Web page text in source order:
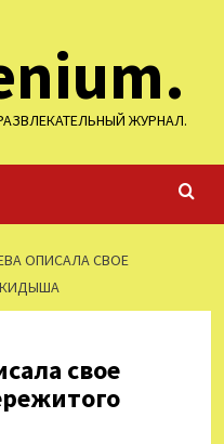
ЖУРНАЛ.
ОПИСАЛА СВОЕ
свое